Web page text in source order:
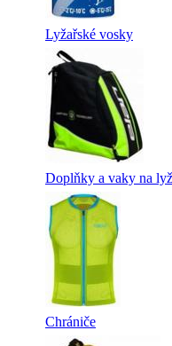
Lyžařské vosky
Doplňky a vaky na
Chrániče